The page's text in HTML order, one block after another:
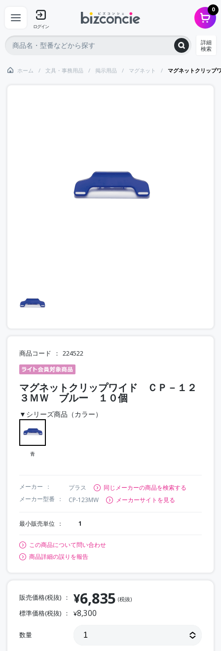
ログイン
0
詳細
検索
ホーム 文具・事務用品 掲示用品 マグネット マグネットクリッ
商品コード 224522
マグネットクリップワイド ＣＰ－１２
３ＭＷ ブルー １０個
▼シリーズ商品（カラー）
青
メーカー プラス
同じメーカーの商品を検索する
メーカー型番
CP-123MW メーカーサイトを見る
最小販売単位 1
この商品について問い合わせ
商品詳細の誤りを報告
販売価格(税抜) ¥6,835 (税抜)
標準価格(税抜) ¥8,300
数量